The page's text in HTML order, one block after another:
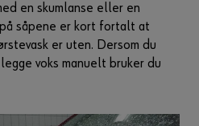
en skumlanse eller en
såpene er kort fortalt at
er uten. Dersom du
voks manuelt bruker du